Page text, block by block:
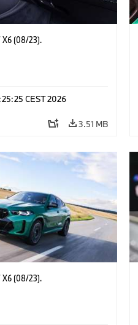
X6 (08/23).
CEST 2026
3.51 MB
X6 (08/23).